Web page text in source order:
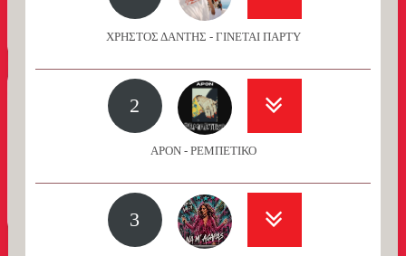
ΧΡΗΣΤΟΣ ΔΑΝΤΗΣ - ΓΙΝΕΤΑΙ ΠΑΡΤΥ
2
APON - ΡΕΜΠΕΤΙΚΟ
3